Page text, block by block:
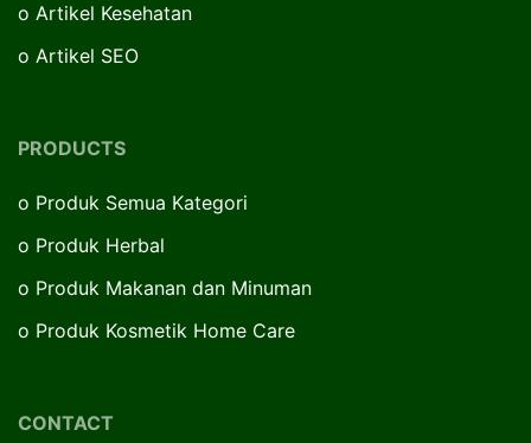
o Artikel Kesehatan
o Artikel SEO
PRODUCTS
o Produk Semua Kategori
o Produk Herbal
o Produk Makanan dan Minuman
o Produk Kosmetik Home Care
CONTACT